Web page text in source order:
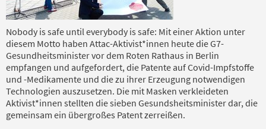
Nobody is safe until everybody is safe: Mit einer Aktion unter
diesem Motto haben Attac-Aktivist*innen heute die G7-
Gesundheitsminister vor dem Roten Rathaus in Berlin
empfangen und aufgefordert, die Patente auf Covid-Impfstoffe
und -Medikamente und die zu ihrer Erzeugung notwendigen
Technologien auszusetzen. Die mit Masken verkleideten
Aktivist*innen stellten die sieben Gesundsheitsminister dar, die
gemeinsam ein übergroßes Patent zerreißen.